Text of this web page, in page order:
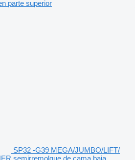
parte superior
SP32 -G39 MEGA/JUMBO/LIFT/
semirremolque de cama baja